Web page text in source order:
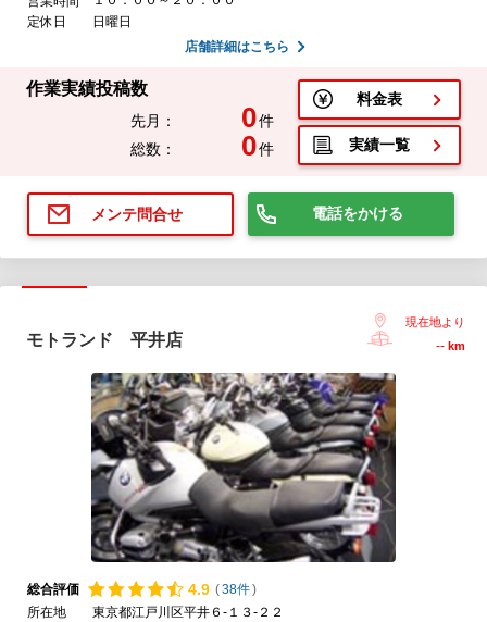
定休日
日曜日
店舗詳細はこちら
作業実績投稿数
先月： 0件
総数：
0件
料金表
実績一覧
メンテ問合せ 電話をかける
モトランド 平井店
現在地より
-- km
総合評価 4.9 (38件)
所在地
東京都江戸川区平井６-１３-２２